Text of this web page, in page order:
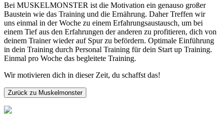
Bei MUSKELMONSTER ist die Motivation ein genauso großer
Baustein wie das Training und die Ernährung. Daher Treffen wir
uns einmal in der Woche zu einem Erfahrungsaustausch, um bei
einem Tief aus den Erfahrungen der anderen zu profitieren, dich von
deinem Trainer wieder auf Spur zu befördern. Optimale Einführung
in dein Training durch Personal Training für dein Start up Training.
Einmal pro Woche das begleitete Training.
Wir motivieren dich in dieser Zeit, du schaffst das!
Zurück zu Muskelmonster